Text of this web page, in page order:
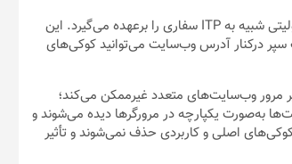
فایرفاکس ابزاری اختصاصی به‌نام Enhanced Tracking Protection یا ETP دارد که مسئولیتی شبیه به ITP سفاری را برعهده می‌گیرد. این
سپر درکنار آدرس وب‌سایت می‌توانید کوکی‌های
مرور وب‌سایت‌های متعدد غیرممکن می‌کند؛
به‌صورت یکپارچه در مرورگرها دیده می‌شوند و
اصلی و کاربردی حذف نمی‌شوند و تأثیر